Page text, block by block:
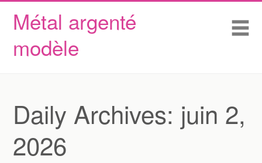
Métal argenté
modèle
Skip to content
Accueil
Conditions d’utilisation
Daily Archives: juin 2,
2026